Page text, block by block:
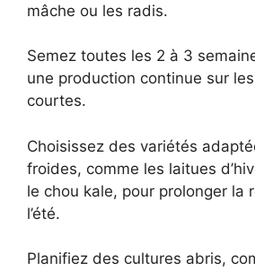
mâche ou les radis.
Semez toutes les 2 à 3
une production continue sur
courtes.
Choisissez des variétés
froides, comme les laitues
le chou kale, pour prolonger la
l’été.
Planifiez des cultures abris,